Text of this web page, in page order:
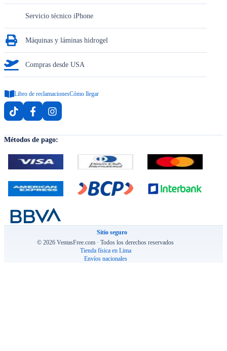
Servicio técnico iPhone
Máquinas y láminas hidrogel
Compras desde USA
Libro de reclamacionesCómo llegar
Métodos de pago:
Sitio seguro
© 2026 VentasFree.com · Todos los derechos reservados
Tienda física en Lima
Envíos nacionales